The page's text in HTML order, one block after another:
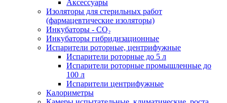
Аксессуары
Изоляторы для стерильных работ
(фармацевтические изоляторы)
Инкубаторы - CO₂
Инкубаторы гибридизационные
Испарители роторные, центрифужные
Испарители роторные до 5 л
Испарители роторные промышленные до
100 л
Испарители центрифужные
Калориметры